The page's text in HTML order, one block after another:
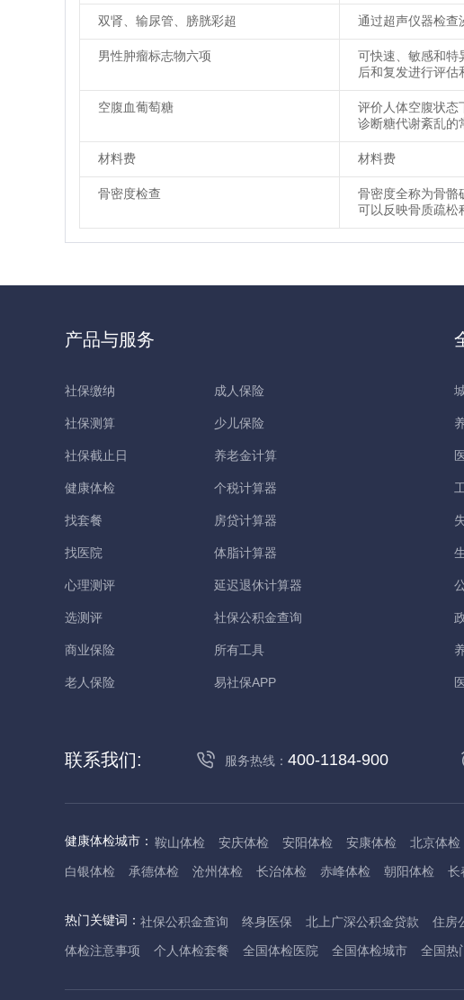
双肾、输尿管、膀胱彩超 通过超声仪器检查
男性肿瘤标志物六项
可快速、敏感和特
后和复发进行评估
空腹血葡萄糖
评价人体空腹状态
诊断糖代谢紊乱的
材料费 材料费
骨密度检查
骨密度全称为骨骼
可以反映骨质疏松
产品与服务
社保缴纳
社保测算
社保截止日
健康体检
找套餐
找医院
心理测评
选测评
商业保险
老人保险
成人保险
少儿保险
养老金计算
个税计算器
房贷计算器
体脂计算器
延迟退休计算器
社保公积金查询
所有工具
易社保APP
联系我们: 服务热线： 400-1184-900
健康体检城市： 鞍山体检 安庆体检 安阳体检 安康体检 北京体检
白银体检
承德体检 沧州体检 长治体检 赤峰体检 朝阳体检 长
抚州体检
佛山体检 防城港体检 赣州体检 广州体检 桂林体检
哈尔滨体检
淮安体检 杭州体检 湖州体检 合肥体检 淮南体检
河池体检
海口体检 汉中体检 晋城体检 晋中体检 锦州体检 吉
热门关键词： 社保公积金查询 终身医保 北上广深公积金贷款 住房
体检注意事项
个人体检套餐 全国体检医院 全国体检城市 全国热